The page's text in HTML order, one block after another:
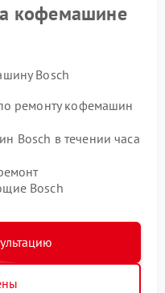
кофемашине
Bosch
ремонту кофемашин
Bosch в течении часа
Bosch